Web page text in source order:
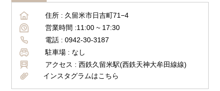
住所 : 久留米市日吉町71−4
営業時間 :11:00 ~ 17:30
電話 : 0942-30-3187
駐車場 : なし
アクセス : 西鉄久留米駅(西鉄天神大牟田線線)
インスタグラムはこちら